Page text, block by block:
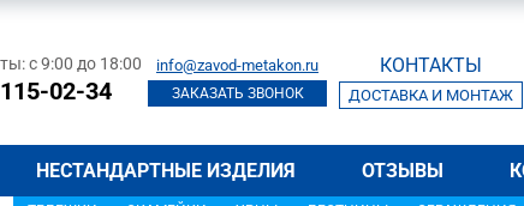
с 9:00 до 18:00
02-34
info@zavod-metakon.ru
ЗАКАЗАТЬ ЗВОНОК
КОНТАКТЫ
ДОСТАВКА И МОНТАЖ
НЕСТАНДАРТНЫЕ ИЗДЕЛИЯ ОТЗЫВЫ